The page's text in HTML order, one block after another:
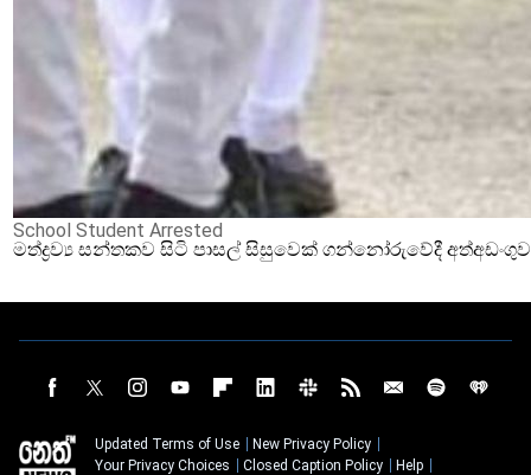
School Student Arrested
මත්ද්‍රව්‍ය සන්තකව සිටි පාසල් සිසුවෙක් ගන්නෝරුවේදී
Updated Terms of Use
New Privacy Policy
Your Privacy Choices
Closed Caption Policy
Help